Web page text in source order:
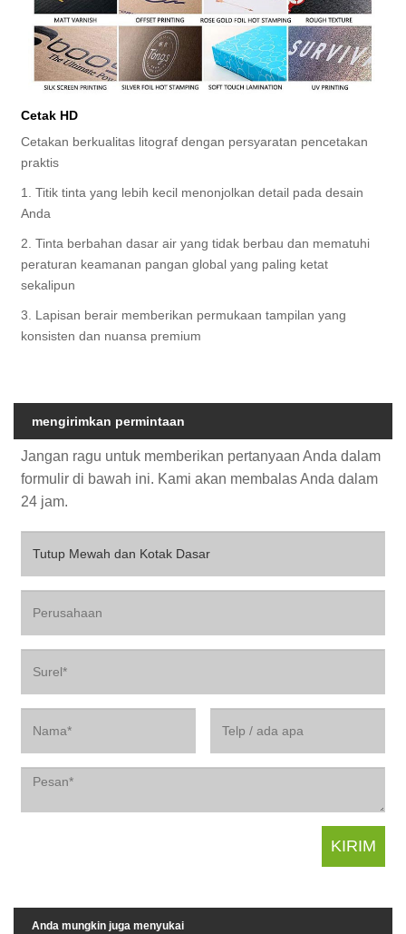
Cetak HD
Cetakan berkualitas litograf dengan persyaratan pencetakan
praktis
1. Titik tinta yang lebih kecil menonjolkan detail pada desain
Anda
2. Tinta berbahan dasar air yang tidak berbau dan mematuhi
peraturan keamanan pangan global yang paling ketat
sekalipun
3. Lapisan berair memberikan permukaan tampilan yang
konsisten dan nuansa premium
mengirimkan permintaan
Jangan ragu untuk memberikan pertanyaan Anda dalam
formulir di bawah ini. Kami akan membalas Anda dalam
24 jam.
Anda mungkin juga menyukai